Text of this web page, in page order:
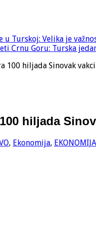
u Turskoj: Velika je
Crnu Goru: Turska
100 hiljada Sinovak
hiljada
, Ekonomija, EKONOMIJA